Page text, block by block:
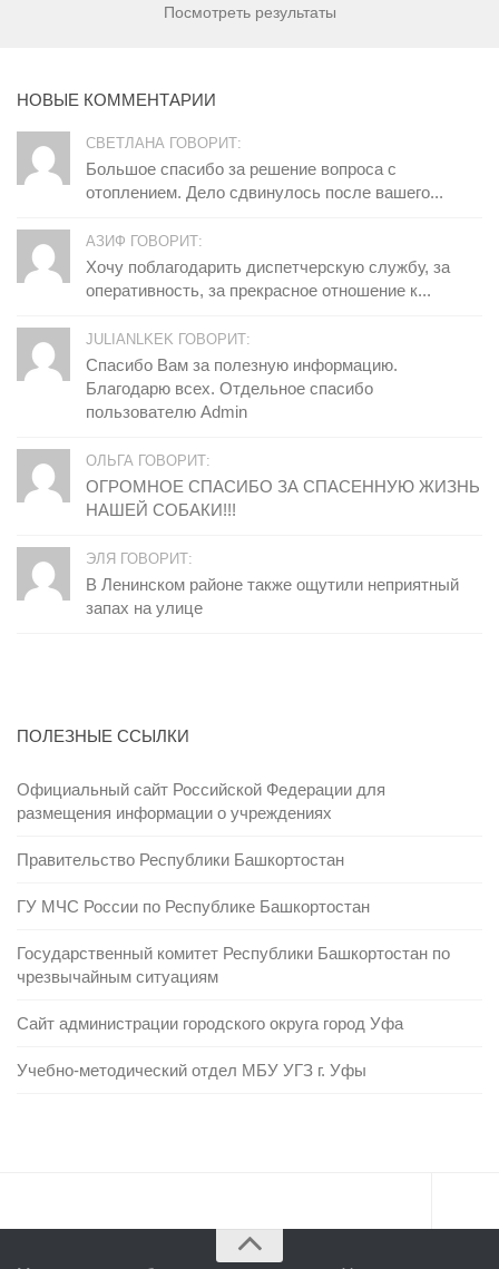
Посмотреть результаты
НОВЫЕ КОММЕНТАРИИ
СВЕТЛАНА ГОВОРИТ:
Большое спасибо за решение вопроса с
отоплением. Дело сдвинулось после вашего...
АЗИФ ГОВОРИТ:
Хочу поблагодарить диспетчерскую службу, за
оперативность, за прекрасное отношение к...
JULIANLKEK ГОВОРИТ:
Спасибо Вам за полезную информацию.
Благодарю всех. Отдельное спасибо
пользователю Admin
ОЛЬГА ГОВОРИТ:
ОГРОМНОЕ СПАСИБО ЗА СПАСЕННУЮ ЖИЗНЬ
НАШЕЙ СОБАКИ!!!
ЭЛЯ ГОВОРИТ:
В Ленинском районе также ощутили неприятный
запах на улице
ПОЛЕЗНЫЕ ССЫЛКИ
Официальный сайт Российской Федерации для
размещения информации о учреждениях
Правительство Республики Башкортостан
ГУ МЧС России по Республике Башкортостан
Государственный комитет Республики Башкортостан по
чрезвычайным ситуациям
Сайт администрации городского округа город Уфа
Учебно-методический отдел МБУ УГЗ г. Уфы